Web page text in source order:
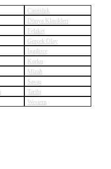
Casusluk
Dünya Klasikleri
Felaket
Gerçek Olay
İngilizce
Korku
Mizah
Savaş
Tarihi
Western